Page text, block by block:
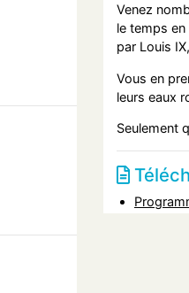
Venez
le temps
par Louis
Vous en
leurs eaux
Seulement